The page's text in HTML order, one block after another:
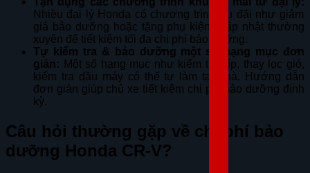
Nhiều đại lý Honda có chương trình ưu đãi như giảm
giá bảo dưỡng hoặc tặng phụ kiện. Cập nhật thường
xuyên để tiết kiệm tối đa chi phí bảo dưỡng.
Tự kiểm tra & bảo dưỡng một số hạng mục đơn
giản: Một số hạng mục như kiểm tra lốp, thay lọc gió,
kiểm tra dầu máy có thể tự làm tại nhà. Hướng dẫn
đơn giản giúp chủ xe tiết kiệm chi phí bảo dưỡng định
kỳ.
Câu hỏi thường gặp về chi phí bảo
dưỡng Honda CR-V?